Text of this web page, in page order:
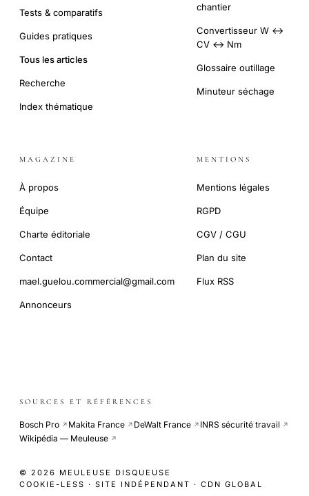
Tests & comparatifs
Guides pratiques
Tous les articles
Recherche
Index thématique
chantier
Convertisseur W ↔
CV ↔ Nm
Glossaire outillage
Minuteur séchage
MAGAZINE
À propos
Équipe
Charte éditoriale
Contact
mael.guelou.commercial@gmail.com
Annonceurs
MENTIONS
Mentions légales
RGPD
CGV / CGU
Plan du site
Flux RSS
SOURCES ET RÉFÉRENCES
Bosch Pro ↗ Makita France ↗ DeWalt France ↗ INRS sécurité travail ↗
Wikipédia — Meuleuse ↗
© 2026 MEULEUSE DISQUEUSE
COOKIE-LESS · SITE INDÉPENDANT · CDN GLOBAL